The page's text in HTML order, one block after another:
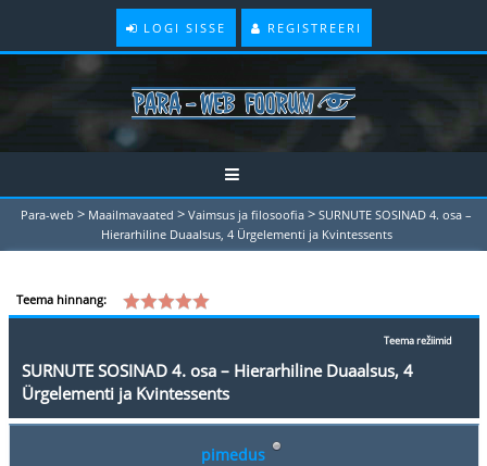
LOGI SISSE REGISTREERI
Para-web > Maailmavaated > Vaimsus ja filosoofia > SURNUTE SOSINAD 4. osa –
Hierarhiline Duaalsus, 4 Ürgelementi ja Kvintessents
Teema hinnang:
Teema režiimid
SURNUTE SOSINAD 4. osa – Hierarhiline Duaalsus, 4
Ürgelementi ja Kvintessents
pimedus